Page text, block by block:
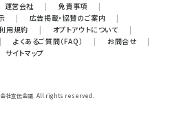
運営会社 | 免責事項
|
| 広告掲載・協賛のご案内
|
用規約 | オプトアウトについて
|
| よくあるご質問（FAQ） | お問合せ
|
サイトマップ
社宣伝会議. All rights reserved.